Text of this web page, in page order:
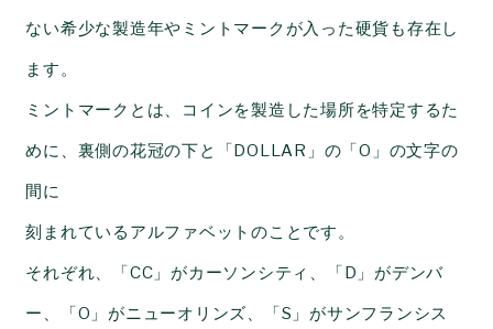
ない希少な製造年やミントマークが入った硬貨も存在し
ます。
ミントマークとは、コインを製造した場所を特定するた
めに、裏側の花冠の下と「DOLLAR 」の「O 」の文字の
間に
刻まれているアルファベットのことです。
それぞれ、「CC 」がカーソンシティ、「D 」がデンバ
ー、「O 」がニューオリンズ、「S 」がサンフランシス